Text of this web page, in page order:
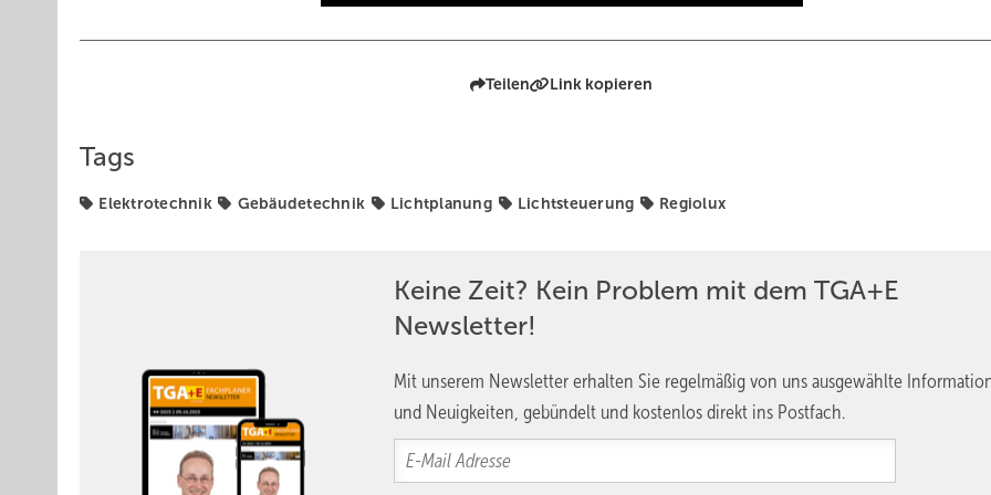
Bild 2 In der Sporthalle sorgt die ballwurfsichere LED-Leuchte sportler von Regiolux für gleichmäßiges helles Licht.
In sämtlichen Funktionsbereichen der Schule – vom Klassenzimmer über Mehrzweckräume bis hin zu Küche und Dreifeld-
– kommt Licht als aktiver Gestaltungs- und Unterstützungsfaktor zum Tragen. Neben der normgerechten Ausleuchtung stand
Teilen Link kopieren
Tags
Elektrotechnik Gebäudetechnik Lichtplanung Lichtsteuerung Regiolux
Keine Zeit? Kein Problem mit dem TGA+E
Newsletter!
Mit unserem Newsletter erhalten Sie regelmäßig von uns ausgewählte
und Neuigkeiten, gebündelt und kostenlos direkt ins Postfach.